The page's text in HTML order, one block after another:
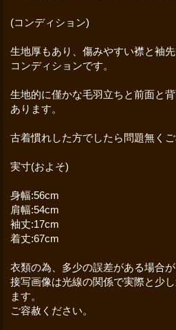
(コンディション)
生地厚もあり、傷みやすい襟と袖
コンディションです。
生地的に僅かな毛羽立ちと前面と
あります。
古着慣れした方でしたら問題無く
実寸(およそ)
身幅:56cm
肩幅:54cm
袖丈:17cm
着丈:67cm
衣類の為、多少の誤差がある場合が
接写画像は光線の関係で実際と少
ます。
ご容赦ください。